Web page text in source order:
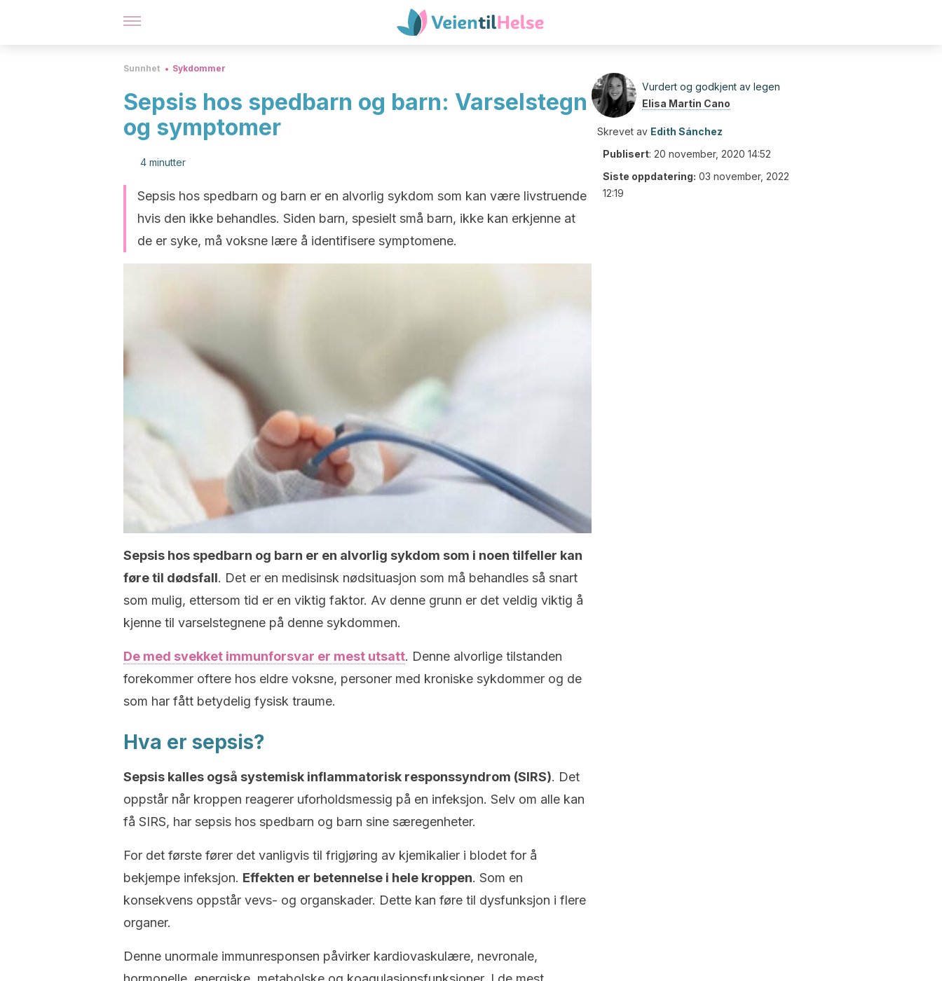
Sunnhet Sykdommer
Sepsis hos spedbarn og barn: Varselstegn
og symptomer
4 minutter
Sepsis hos spedbarn og barn er en alvorlig sykdom som kan være livstruende
hvis den ikke behandles. Siden barn, spesielt små barn, ikke kan erkjenne at
de er syke, må voksne lære å identifisere symptomene.
Sepsis hos spedbarn og barn er en alvorlig sykdom som i noen tilfeller kan
føre til dødsfall. Det er en medisinsk nødsituasjon som må behandles så snart
som mulig, ettersom tid er en viktig faktor. Av denne grunn er det veldig viktig å
kjenne til varselstegnene på denne sykdommen.
De med svekket immunforsvar er mest utsatt. Denne alvorlige tilstanden
forekommer oftere hos eldre voksne, personer med kroniske sykdommer og de
som har fått betydelig fysisk traume.
Hva er sepsis?
Sepsis kalles også systemisk inflammatorisk responssyndrom (SIRS). Det
oppstår når kroppen reagerer uforholdsmessig på en infeksjon. Selv om alle kan
få SIRS, har sepsis hos spedbarn og barn sine særegenheter.
For det første fører det vanligvis til frigjøring av kjemikalier i blodet for å
bekjempe infeksjon. Effekten er betennelse i hele kroppen. Som en
konsekvens oppstår vevs- og organskader. Dette kan føre til dysfunksjon i flere
organer.
Denne unormale immunresponsen påvirker kardiovaskulære, nevronale,
Vurdert og godkjent av legen
Elisa Martin Cano
Skrevet av Edith Sánchez
Publisert: 20 november, 2020 14:52
Siste oppdatering: 03 november, 2022
12:19